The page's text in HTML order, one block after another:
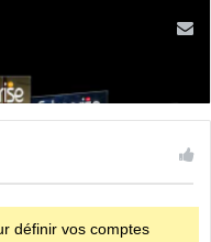
définir vos comptes